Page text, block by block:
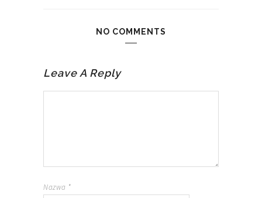
NO COMMENTS
Leave A Reply
Nazwa *